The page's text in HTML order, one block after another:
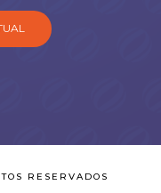
RESERVADOS